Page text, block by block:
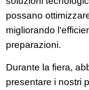
possano
migliorando
preparazioni.
Durante la fiera,
presentare i nostri